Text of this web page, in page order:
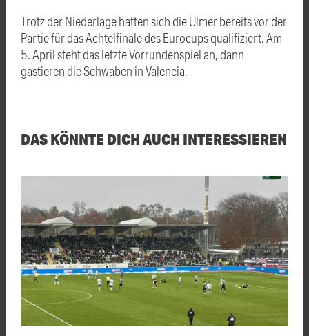
Trotz der Niederlage hatten sich die Ulmer bereits vor der
Partie für das Achtelfinale des Eurocups qualifiziert. Am
5. April steht das letzte Vorrundenspiel an, dann
gastieren die Schwaben in Valencia.
DAS KÖNNTE DICH AUCH INTERESSIEREN